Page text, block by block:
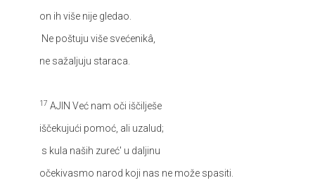
on ih više nije gledao.
Ne poštuju više svećenikâ,
ne sažaljuju staraca.
17 AJIN Već nam oči iščilješe
iščekujući pomoć, ali uzalud;
s kula naših zureć' u daljinu
očekivasmo narod koji nas ne može spasiti.